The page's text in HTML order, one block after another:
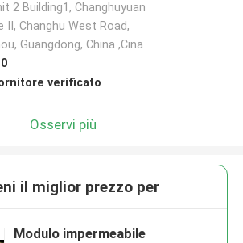
2 Building1, Changhuyuan
II, Changhu West Road,
Guangdong, China ,Cina
verificato
Osservi più
il miglior prezzo per
Modulo impermeabile